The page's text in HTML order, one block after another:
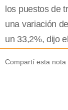
los puestos de
una variación
un 33,2%, dijo
Compartí esta nota